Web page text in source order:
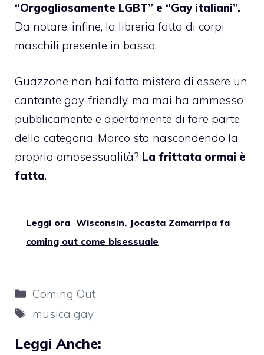
“Orgogliosamente LGBT” e “Gay italiani”.
Da notare, infine, la libreria fatta di corpi
maschili presente in basso.
Guazzone non hai fatto mistero di essere un
cantante gay-friendly, ma mai ha ammesso
pubblicamente e apertamente di fare parte
della categoria. Marco sta nascondendo la
propria omosessualità? La frittata ormai è
fatta.
Leggi ora Wisconsin, Jocasta Zamarripa fa
coming out come bisessuale
Categorie
Coming Out
Tag
musica gay
Leggi Anche: